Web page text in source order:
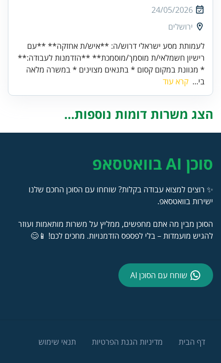
24/05/2026
ירושלים
לעמותת מסע ישראלי דרוש/ה: **איש/ת אחזקה** **עם
רישיון חשמלאי/ת מוסמך/מוסמכת** **הזדמנות לעבודה:**
* מגוונת במקום קסום * בתנאים מצוינים * במשרה מלאה
בי... קרא עוד
הצג משרות דומות נוספות...
סוכן AI בוואטסאפ
✨ רוצים למצוא עבודה בקלות? שוחחו עם הסוכן החכם שלנו
ישירות בוואטסאפ.
הסוכן מבין מה אתם מחפשים, ממליץ על משרות מותאמות ועוזר
להגיש מועמדות – בלי לפספס הזדמנויות. מחכים לכם! 📱😊
שוחח עם הסוכן AI
דף הבית מדיניות הגנת הפרטיות תנאי שימוש